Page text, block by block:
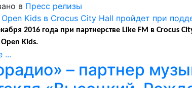
в Пресс релизы
2016 года при партнерстве Like FM в Crocus
Kids.
...
– партнер